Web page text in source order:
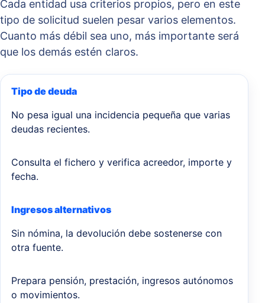
Cada entidad usa criterios propios, pero en este
tipo de solicitud suelen pesar varios elementos.
Cuanto más débil sea uno, más importante será
que los demás estén claros.
Tipo de deuda
No pesa igual una incidencia pequeña que varias
deudas recientes.
Consulta el fichero y verifica acreedor, importe y
fecha.
Ingresos alternativos
Sin nómina, la devolución debe sostenerse con
otra fuente.
Prepara pensión, prestación, ingresos autónomos
o movimientos.